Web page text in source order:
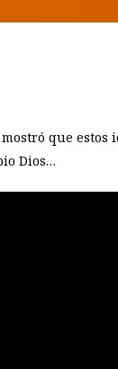
que
Dios…